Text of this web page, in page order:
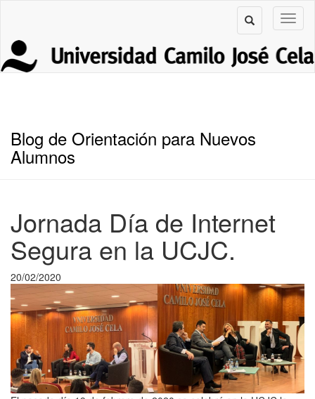
Blog de Orientación para Nuevos
Alumnos
Jornada Día de Internet
Segura en la UCJC.
20/02/2020